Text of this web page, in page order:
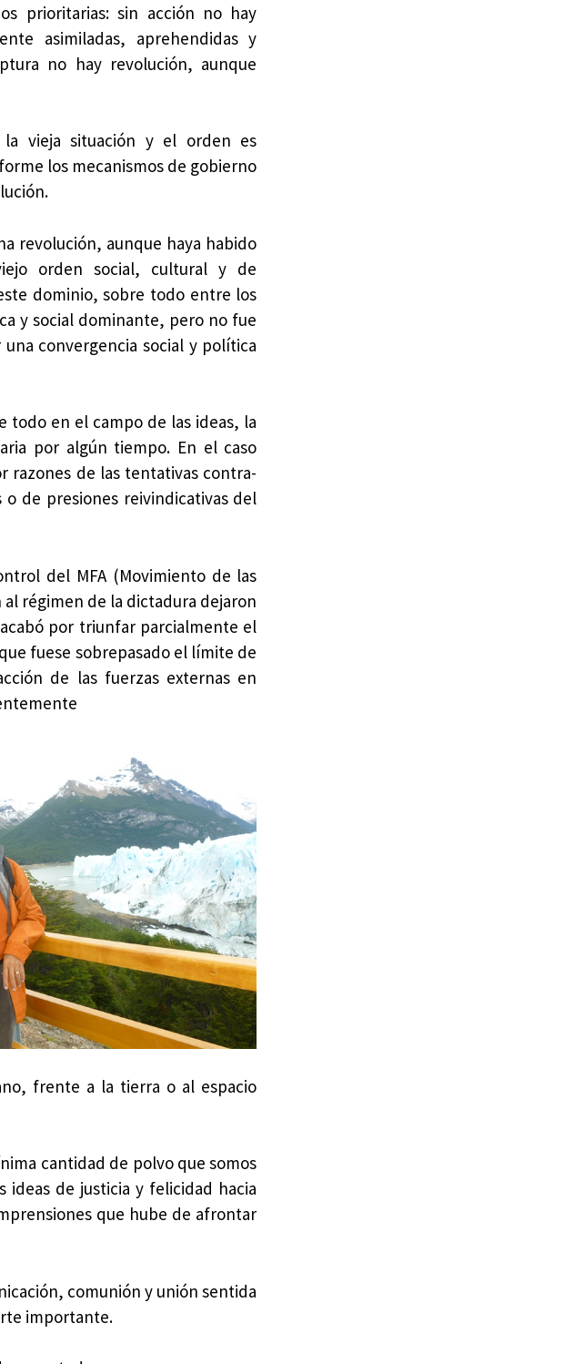
prioritarias: sin acción no hay
asimiladas, aprehendidas y
no hay revolución, aunque
vieja situación y el orden es
los mecanismos de gobierno
revolución, aunque haya habido
orden social, cultural y de
dominio, sobre todo entre los
y social dominante, pero no fue
convergencia social y política
todo en el campo de las ideas, la
por algún tiempo. En el caso
razones de las tentativas contra-
de presiones reivindicativas del
del MFA (Movimiento de las
al régimen de la dictadura dejaron
por triunfar parcialmente el
fuese sobrepasado el límite de
de las fuerzas externas en
frente a la tierra o al espacio
cantidad de polvo que somos
de justicia y felicidad hacia
que hube de afrontar
comunión y unión sentida
importante.